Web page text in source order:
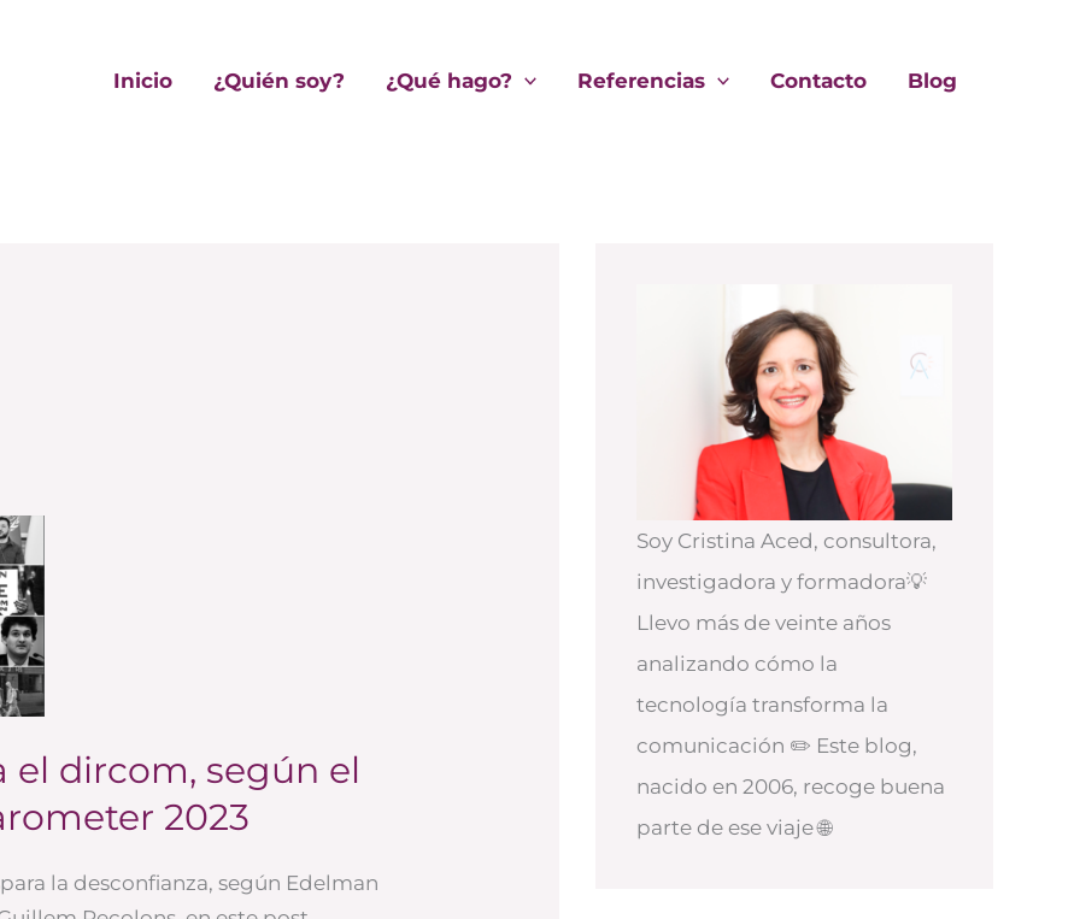
Inicio ¿Quién soy? ¿Qué hago? Referencias Contacto Blog
el dircom, según el
2023
la desconfianza, según Edelman
Soy Cristina Aced, consultora,
investigadora y formadora💡
Llevo más de veinte años
analizando cómo la
tecnología transforma la
comunicación ✏️ Este blog,
nacido en 2006, recoge buena
parte de ese viaje 🌐